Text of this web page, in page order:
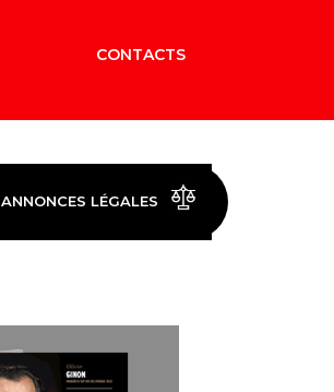
CONTACTS
ANNONCES LÉGALES